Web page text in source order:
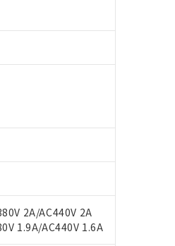
2A/AC440V 2A
1.9A/AC440V 1.6A
状況および標準価格(税抜)を提供さ
象外となる商品もあることをご了承
製品が提供可能な商品です。
に切り替える予定のある商品です
の商品で、対応品を出す予定はあり
のない商品です。
品と判明した場合などやむを得ず
以下、
下、ポリ臭化ジフェニルエーテル類(PBDE)
い。
易法に定める商品（以下｢規制貨
府の輸出許可(または役務取引許可)